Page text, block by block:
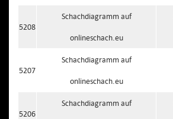
5208
Schachdiagramm auf
onlineschach.eu
5207
Schachdiagramm auf
onlineschach.eu
5206
Schachdiagramm auf